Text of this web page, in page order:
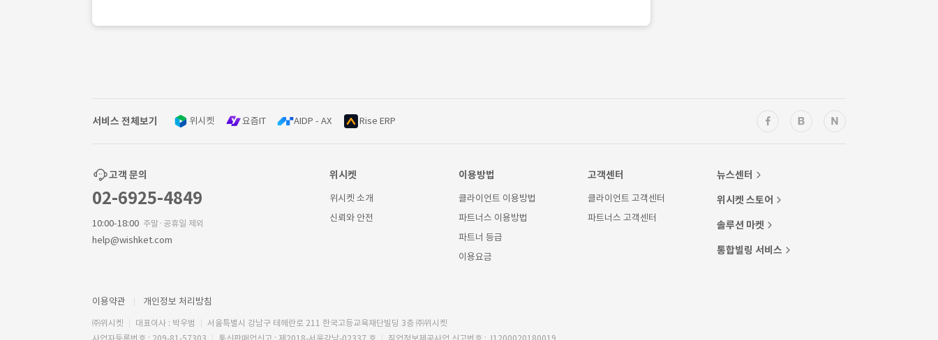
서비스 전체보기 위시켓 요즘IT AIDP - AX Rise ERP
고객 문의
02-6925-4849
10:00-18:00 주말·공휴일 제외
help@wishket.com
위시켓
위시켓 소개
신뢰와 안전
이용방법
클라이언트 이용방법
파트너스 이용방법
파트너 등급
이용요금
고객센터
클라이언트 고객센터
파트너스 고객센터
뉴스센터
위시켓 스토어
솔루션 마켓
통합빌링 서비스
이용약관 개인정보 처리방침
㈜위시켓 대표이사 : 박우범
서울특별시 강남구 테헤란로 211 한국고등교육재단빌딩 3층 ㈜위시켓